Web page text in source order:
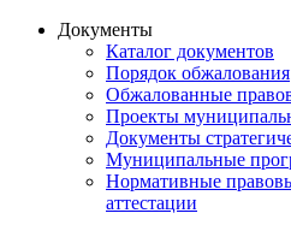
Документы
Каталог документов
Порядок обжалования
Обжалованные
Проекты
Документы
Муниципальные
Нормативные
аттестации